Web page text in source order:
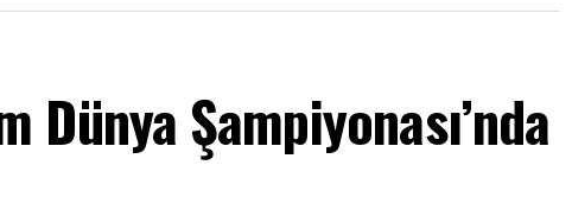
Dünya Şampiyonası’nda